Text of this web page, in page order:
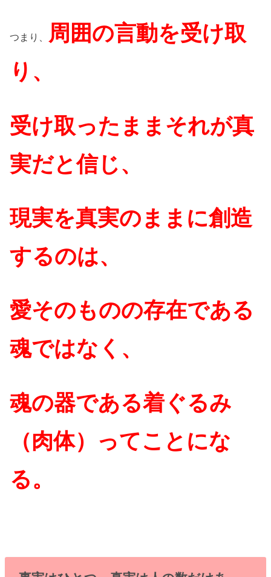
つまり、 周囲の言動を受け取
り、
受け取ったままそれが真
実だと信じ、
現実を真実のままに創造
するのは、
愛そのものの存在である
魂ではなく、
魂の器である着ぐるみ
（肉体）ってことにな
る。